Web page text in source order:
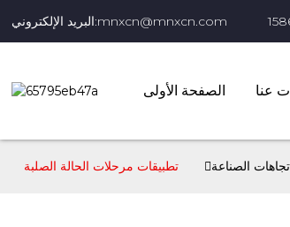
البريد الإلكتروني:mnxcn@mnxcn.com
الصفحة الأولى عنا
الصناعة تطبيقات مرحلات الحالة الصلبة